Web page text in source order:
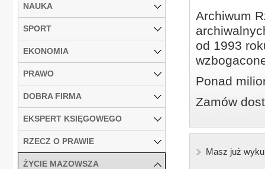
Archiwum
od 1993
Ponad
Zamów
Masz już
NAUKA
SPORT
EKONOMIA
PRAWO
DOBRA FIRMA
EKSPERT KSIĘGOWEGO
RZECZ O PRAWIE
ŻYCIE MAZOWSZA